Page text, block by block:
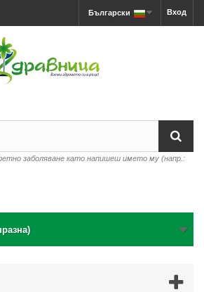
Вход
Български
заболяване като напишеш името му (напр.: